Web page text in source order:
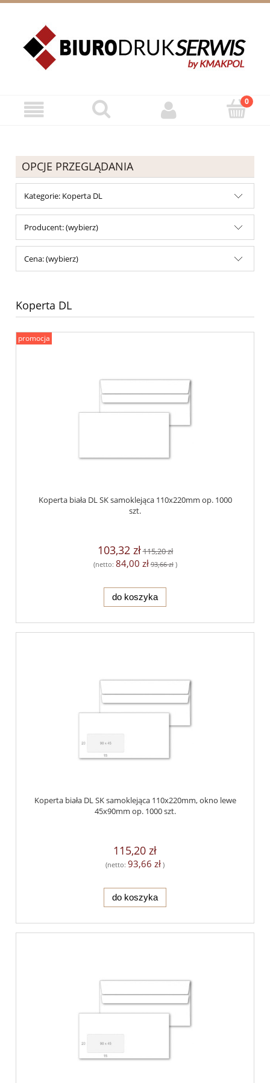
OPCJE PRZEGLĄDANIA
Kategorie: Koperta DL
Producent: (wybierz)
Cena: (wybierz)
Koperta DL
Koperta biała DL SK samoklejąca 110x220mm op. 1000
szt.
103,32 zł115,20 zł
(netto: 84,00 zł 93,66 zł)
do koszyka
promocja
Koperta biała DL SK samoklejąca 110x220mm, okno lewe
45x90mm op. 1000 szt.
115,20 zł
(netto: 93,66 zł )
do koszyka